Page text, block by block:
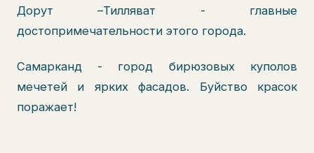
Дорут –Тилляват - главные
достопримечательности этого города.
Самарканд - город бирюзовых куполов
мечетей и ярких фасадов. Буйство красок
поражает!